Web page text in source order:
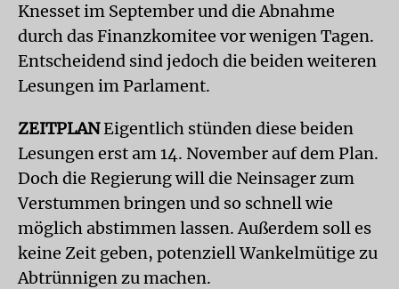
Knesset im September und die Abnahme
durch das Finanzkomitee vor wenigen Tagen.
Entscheidend sind jedoch die beiden weiteren
Lesungen im Parlament.
ZEITPLANEigentlich stünden diese beiden
Lesungen erst am 14. November auf dem Plan.
Doch die Regierung will die Neinsager zum
Verstummen bringen und so schnell wie
möglich abstimmen lassen. Außerdem soll es
keine Zeit geben, potenziell Wankelmütige zu
Abtrünnigen zu machen.